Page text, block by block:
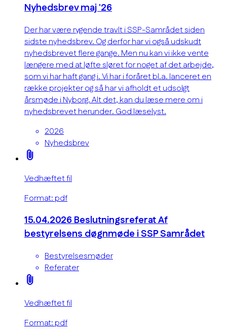
Nyhedsbrev maj '26
Der har være rygende travlt i SSP-Samrådet siden
sidste nyhedsbrev. Og derfor har vi også udskudt
nyhedsbrevet flere gange. Men nu kan vi ikke vente
længere med at løfte sløret for noget af det arbejde,
som vi har haft gang i. Vi har i foråret bl.a. lanceret en
række projekter og så har vi afholdt et udsolgt
årsmøde i Nyborg. Alt det, kan du læse mere om i
nyhedsbrevet herunder. God læselyst.
2026
Nyhedsbrev
attach_file
Vedhæftet fil
Format: pdf
15.04.2026 Beslutningsreferat Af
bestyrelsens døgnmøde i SSP Samrådet
Bestyrelsesmøder
Referater
attach_file
Vedhæftet fil
Format: pdf